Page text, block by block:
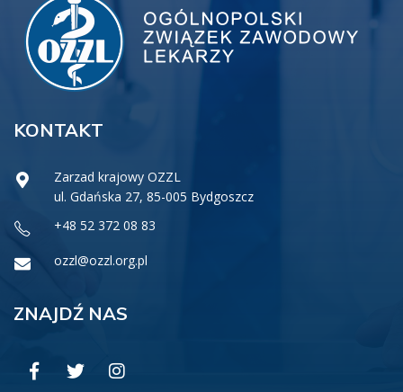
KONTAKT
Zarzad krajowy OZZL
ul. Gdańska 27, 85-005 Bydgoszcz
+48 52 372 08 83
ozzl@ozzl.org.pl
ZNAJDŹ NAS